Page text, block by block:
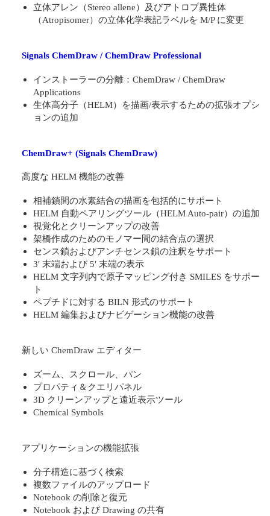
立体アレン（Stereo allene）及びアトロプ異性体
（Atropisomer）の立体化学表記ラベルを M/P に変更
Signals ChemDraw / ChemDraw Professional
インストーラーの分離：ChemDraw / ChemDraw
Applications
生体高分子（HELM）を描画/表示するための拡張オプシ
ョンの追加
ChemDraw+ (Signals ChemDraw)
高度な HELM 機能の改善
相補鎖間の水素結合の描画を包括的にサポート
HELM 自動ペアリングツール（HELM Auto-pair）の追加
視覚化とクリーンアップの改善
架橋作成のためのモノマー間の結合点の選択
センス鎖およびアンチセンス鎖の注釈をサポート
3′ 末端および 5′ 末端の表示
HELM 文字列内で原子マッピング付き SMILES をサポー
ト
ペプチドに対する BILN 形式のサポート
HELM 編集およびナビゲーション機能の改善
新しい ChemDraw エディター
ズーム、スクロール、パン
プロパティ＆クエリパネル
3D クリーンアップと遠近表示ツール
Chemical Symbols
アプリケーションの機能拡張
分子構造に基づく検索
複数ファイルのアップロード
Notebook の削除と復元
Notebook および Drawing の共有